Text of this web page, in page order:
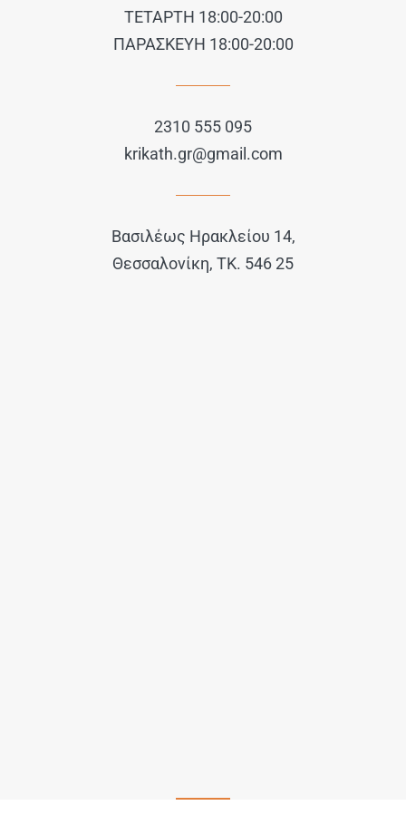
ΤΕΤΑΡΤΗ 18:00-20:00
ΠΑΡΑΣΚΕΥΗ 18:00-20:00
2310 555 095
krikath.gr@gmail.com
Βασιλέως Ηρακλείου 14,
Θεσσαλονίκη, ΤΚ. 546 25